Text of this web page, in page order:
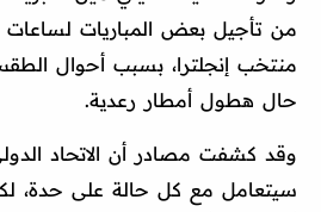
من تأجيل بعض المباريات لساعات
منتخب إنجلترا، بسبب أحوال
حال هطول أمطار رعدية.
وقد كشفت مصادر أن الاتحاد
سيتعامل مع كل حالة على حدة،